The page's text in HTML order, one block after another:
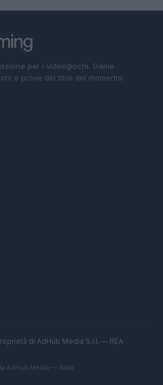
per i videogiochi. Game
e prove dei titoli del momento.
di AdHub Media S.r.l. — REA
AdHub Media — Italia